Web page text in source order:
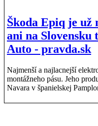
Škoda Epiq je už
ani na Slovensku
Auto - pravda.sk
Najmenší a najlacnejší
montážneho pásu. Jeho
Navara v španielskej